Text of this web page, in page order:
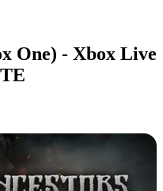
One) - Xbox Live